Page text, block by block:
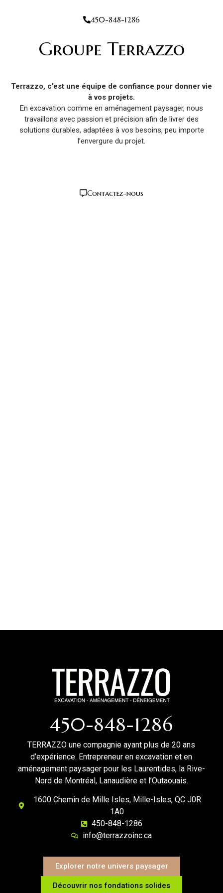
450-848-1286
Groupe Terrazzo
Terrazzo, c’est une équipe de confiance pour donner vie
à vos projets.
En excavation comme en aménagement paysager, nous
travaillons avec passion et précision afin de livrer des
solutions durables, adaptées à vos besoins, peu importe
l’envergure du projet.
Contactez-nous
450-848-1286
TERRAZZO une compagnie ayant plus de 20 ans
d’expérience. Entrepreneur en excavation et en
aménagement paysager pour les Laurentides, la Rive-
Nord de Montréal, Lanaudière et l’Outaouais.
1600 Chemin de Mille Isles, Mille-Isles, QC J0R
1A0
450-848-1286
info@terrazzoinc.ca
Explorer notre univers paysager
Découvrir nos fondations solides